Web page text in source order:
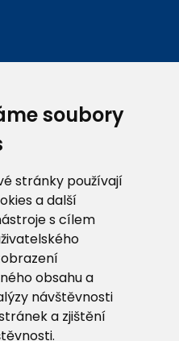
soubory
stránky používají
a další
s cílem
obsahu a
návštěvnosti
a zjištění
obchodu či legislativy